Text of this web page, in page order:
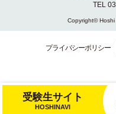
TEL
Copyright© Hoshi
プライバシーポリシー
受験生サイト
HOSHINAVI